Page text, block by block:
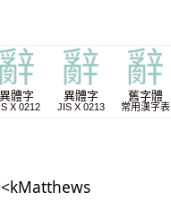
辭
異體字
X 0212
辭
異體字
JIS X 0213
辭
舊字體
常用漢字表
<kMatthews